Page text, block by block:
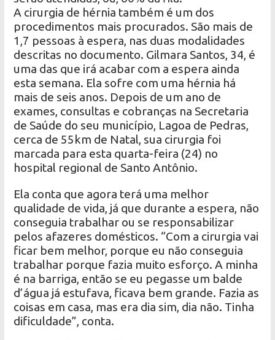
A cirurgia de hérnia também é um dos
procedimentos mais procurados. São mais de
1,7 pessoas à espera, nas duas modalidades
descritas no documento. Gilmara Santos, 34, é
uma das que irá acabar com a espera ainda
esta semana. Ela sofre com uma hérnia há
mais de seis anos. Depois de um ano de
exames, consultas e cobranças na Secretaria
de Saúde do seu município, Lagoa de Pedras,
cerca de 55km de Natal, sua cirurgia foi
marcada para esta quarta-feira (24) no
hospital regional de Santo Antônio.
Ela conta que agora terá uma melhor
qualidade de vida, já que durante a espera, não
conseguia trabalhar ou se responsabilizar
pelos afazeres domésticos. “Com a cirurgia vai
ficar bem melhor, porque eu não conseguia
trabalhar porque fazia muito esforço. A minha
é na barriga, então se eu pegasse um balde
d’água já estufava, ficava bem grande. Fazia as
coisas em casa, mas era dia sim, dia não. Tinha
dificuldade”, conta.